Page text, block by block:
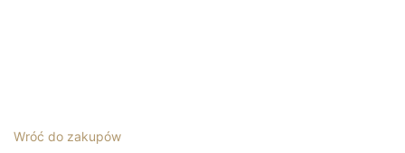
Wróć do zakupów